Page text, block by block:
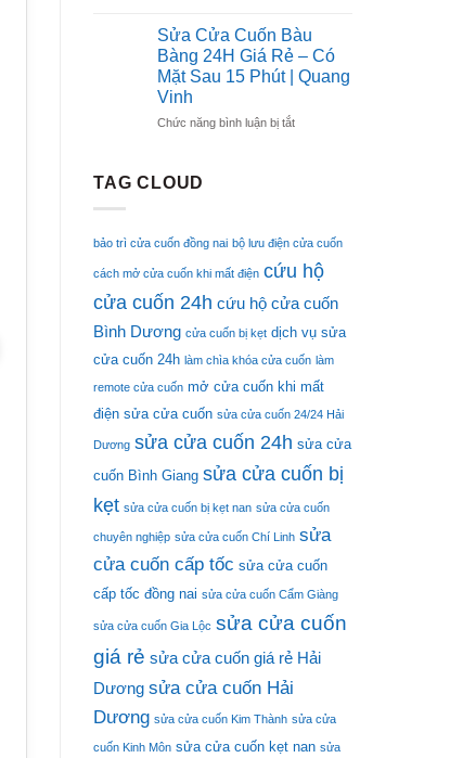
Quang
Vinh
–
Có
Sau
Phút
Cửa
Cuốn
Tân
24H
15
Phút
Quang
Sửa Cửa Cuốn Bàu
Bàng 24H Giá Rẻ – Có
Mặt Sau 15 Phút | Quang
Vinh
Chức năng bình luận bị tắtở
Giá
Rẻ
Có
Sau
15
Phút
Quang
TAG CLOUD
bảo trì cửa cuốn đồng nai bộ lưu điện cửa cuốn
cách mở cửa cuốn khi mất điện cứu hộ
cửa cuốn 24h cứu hộ cửa cuốn
Bình Dương cửa cuốn bị kẹt dịch vụ sửa
cửa cuốn 24h làm chìa khóa cửa cuốn làm
remote cửa cuốn mở cửa cuốn khi mất
điện sửa cửa cuốn sửa cửa cuốn 24/24 Hải
Dương sửa cửa cuốn 24h sửa cửa
cuốn Bình Giang sửa cửa cuốn bị
kẹt sửa cửa cuốn bị kẹt nan sửa cửa cuốn
chuyên nghiệp sửa cửa cuốn Chí Linh sửa
cửa cuốn cấp tốc sửa cửa cuốn
cấp tốc đồng nai sửa cửa cuốn Cẩm Giàng
sửa cửa cuốn Gia Lộc sửa cửa cuốn
giá rẻ sửa cửa cuốn giá rẻ Hải
Dương sửa cửa cuốn Hải
Dương sửa cửa cuốn Kim Thành sửa cửa
cuốn Kinh Môn sửa cửa cuốn kẹt nan sửa